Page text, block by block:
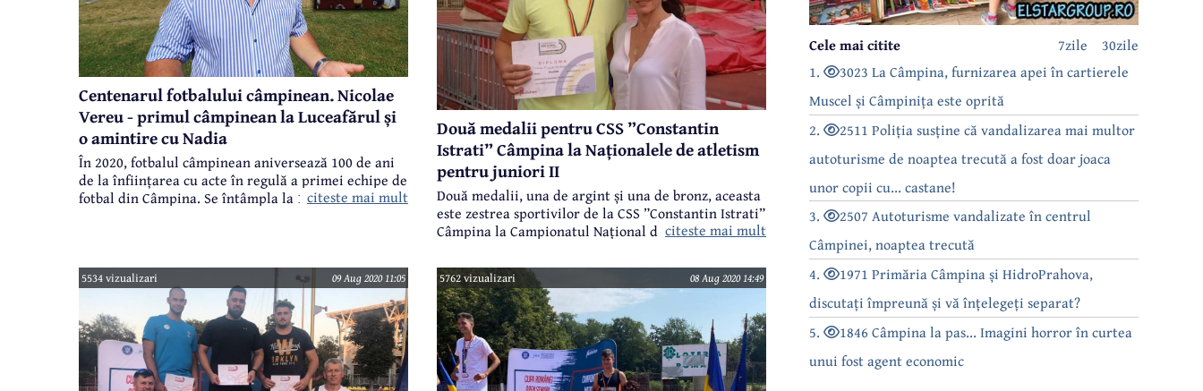
Centenarul fotbalului câmpinean. Nicolae
Vereu - primul câmpinean la Luceafărul și
o amintire cu Nadia
În 2020, fotbalul câmpinean aniversează 100 de ani
de la înființarea cu acte în regulă a primei echipe de
fotbal din Câmpina. Se întâmpla la 1 septembrie
oameni care au trăit și creat aici, despre fapte și
evenimente, astfel că, din dorința de a marca acest
moment unic pentru un fotbal câmpinean aflat
(aproape) în moarte clinică, realizăm o serie de
interviuri cu oameni care au însemnat ceva în
fotbalul câmpinean în ultima sută de ani. Invitatul
acestui episod este Nicolae Vereu - jucător, arbitru,
citeste mai mult
Două medalii pentru CSS ”Constantin
Istrati” Câmpina la Naționalele de atletism
pentru juniori II
Două medalii, una de argint și una de bronz, aceasta
este zestrea sportivilor de la CSS ”Constantin Istrati”
Câmpina la Campionatul Național de Atletism
București, pe stadionul ”Iolanda Balaș Soter”.
citeste mai mult
5534 vizualizari 09 Aug 2020 11:05 5762 vizualizari 08 Aug 2020 14:49
30zile
7zile
Cele mai citite
1.
3023 La Câmpina, furnizarea apei în cartierele
Muscel și Câmpinița este oprită
2.
2511 Poliția susține că vandalizarea mai multor
autoturisme de noaptea trecută a fost doar joaca
unor copii cu... castane!
3.
2507 Autoturisme vandalizate în centrul
Câmpinei, noaptea trecută
4.
1971 Primăria Câmpina și HidroPrahova,
discutați împreună și vă înțelegeți separat?
5.
1846 Câmpina la pas... Imagini horror în curtea
unui fost agent economic